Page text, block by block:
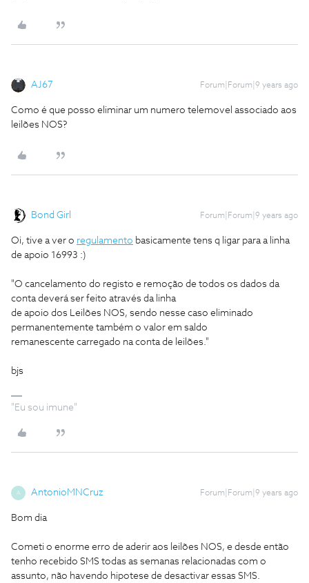
AJ67 Forum|Forum|9 years ago
Como é que posso eliminar um numero telemovel associado aos
leilões NOS?
Bond Girl Forum|Forum|9 years ago
Oi, tive a ver o regulamento basicamente tens q ligar para a linha
de apoio 16993 :)
"O cancelamento do registo e remoção de todos os dados da
conta deverá ser feito através da linha
de apoio dos Leilões NOS, sendo nesse caso eliminado
permanentemente também o valor em saldo
remanescente carregado na conta de leilões."
bjs
"Eu sou imune"
A AntonioMNCruz Forum|Forum|9 years ago
Bom dia
Cometi o enorme erro de aderir aos leilões NOS, e desde então
tenho recebido SMS todas as semanas relacionadas com o
assunto, não havendo hipotese de desactivar essas SMS.